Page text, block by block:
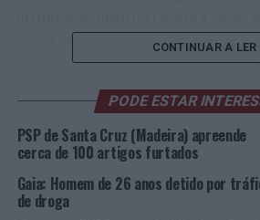
nesta zona, e por haver fundadas
algum ilícito criminal, após o
estupefaciente, totalizando mais de
individuais de Haxixe, mais de 25
produto indeterminado, com fortes
com suspeitas de advir da prática
CONTINUAR A LER
PODE ESTAR
PSP de Santa Cruz (Madeira) apreende
cerca de 100 artigos furtados
Gaia: Homem de 26 anos detido por
de droga